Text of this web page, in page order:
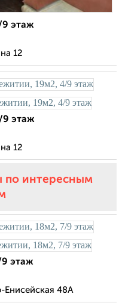
9 этаж
12
9 этаж
12
по интересным
этаж
48А